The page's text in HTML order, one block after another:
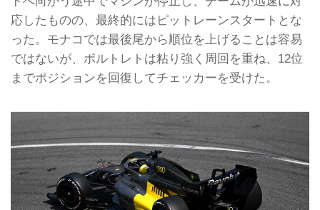
応したものの、最終的にはピットレーンスタートとな
った。モナコでは最後尾から順位を上げることは容易
ではないが、ボルトレトは粘り強く周回を重ね、12位
までポジションを回復してチェッカーを受けた。